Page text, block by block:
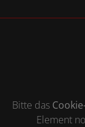
Bitte das
Element